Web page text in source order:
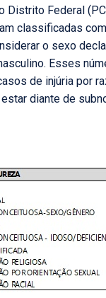
Distrito Federal
classificadas
o sexo
Esses
de injúria por
diante de